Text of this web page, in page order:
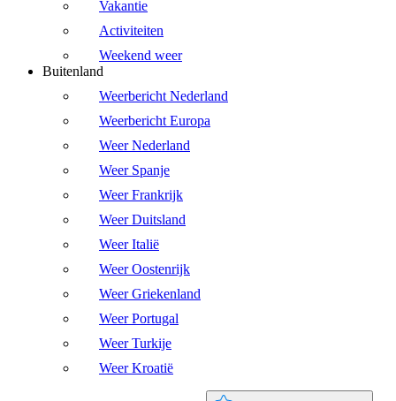
Vakantie
Activiteiten
Weekend weer
Buitenland
Weerbericht Nederland
Weerbericht Europa
Weer Nederland
Weer Spanje
Weer Frankrijk
Weer Duitsland
Weer Italië
Weer Oostenrijk
Weer Griekenland
Weer Portugal
Weer Turkije
Weer Kroatië